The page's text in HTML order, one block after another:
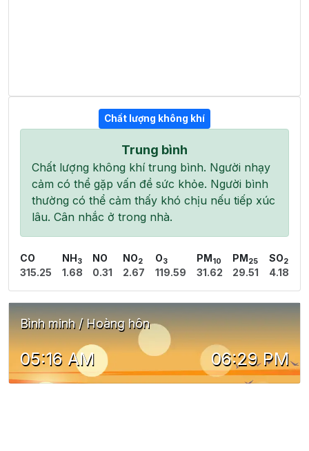
Chất lượng không khí
Trung bình
Chất lượng không khí trung bình. Người nhạy
cảm có thể gặp vấn đề sức khỏe. Người bình
thường có thể cảm thấy khó chịu nếu tiếp xúc
lâu. Cân nhắc ở trong nhà.
CO
315.25
NH 3
1.68
NO
0.31
NO2
2.67
O3
119.59
PM 10
31.62
PM 25
29.51
SO2
4.18
Bình minh / Hoàng hôn
05:16 AM 06:29 PM